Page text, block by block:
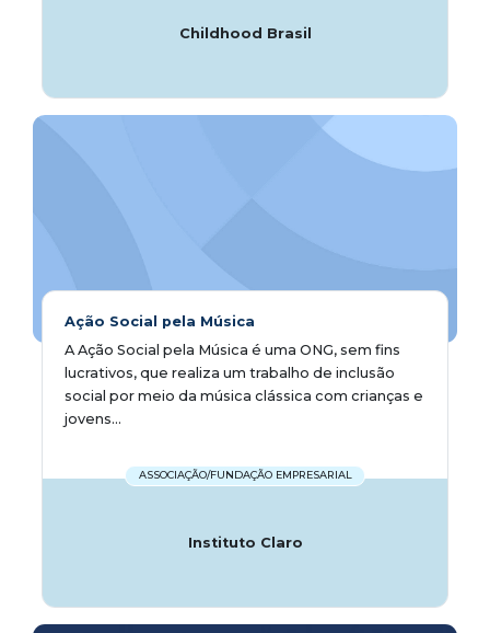
Childhood Brasil
Ação Social pela Música
A Ação Social pela Música é uma ONG, sem fins
lucrativos, que realiza um trabalho de inclusão
social por meio da música clássica com crianças e
jovens...
ASSOCIAÇÃO/FUNDAÇÃO EMPRESARIAL
Instituto Claro